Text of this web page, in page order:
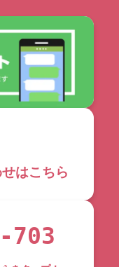
はこちら
703